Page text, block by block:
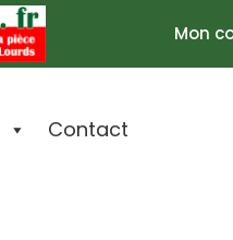
Mon
Contact